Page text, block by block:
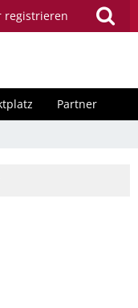
registrieren
Partner